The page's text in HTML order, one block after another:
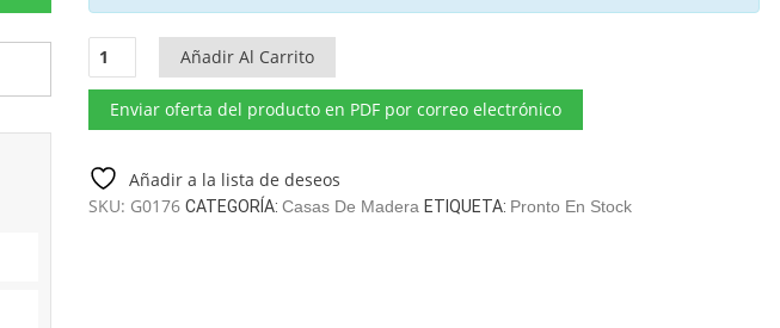
Casa
de
Madera
"Hansa
40m²
|
Añadir Al Carrito
Enviar oferta del producto en PDF por correo electrónico
Añadir a la lista de deseos
SKU: G0176 CATEGORÍA:Casas De Madera ETIQUETA: Pronto En Stock